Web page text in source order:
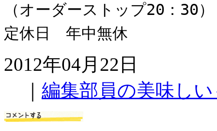
（オーダーストップ20：30）
定休日 年中無休
2012年04月22日
編集部員の美味し